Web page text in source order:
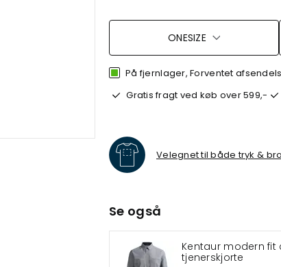
ONESIZE
På fjernlager, Forventet
Gratis fragt ved køb over 599,-
Velegnet til både tryk &
Se også
Kentaur modern fit
tjenerskjorte